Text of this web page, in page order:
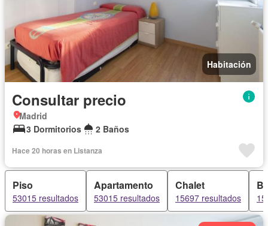
Habitación
Consultar precio
Madrid
3 Dormitorios
2 Baños
Hace 20 horas en Listanza
Piso
53015 resultados
Apartamento
53015 resultados
Chalet
15697 resultados